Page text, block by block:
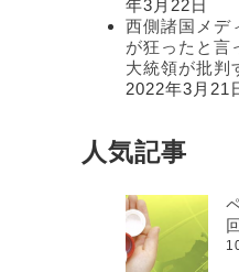
年3月22日
西側諸国メデ
が狂ったと言
大統領が批判
2022年3月21
人気記事